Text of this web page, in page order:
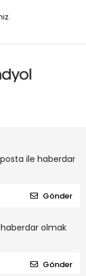
ile haberdar
Gönder
olmak
Gönder